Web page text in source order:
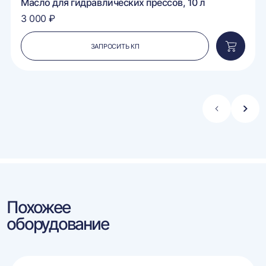
Масло для гидравлических прессов, 10 л
3 000 ₽
ЗАПРОСИТЬ КП
в
Стрелка
Похожее
оборудование